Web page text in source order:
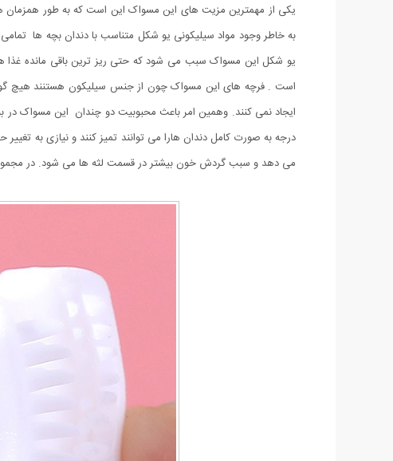
یکی از مهمترین مزیت های این مسواک این است که به طور
به خاطر وجود مواد سیلیکونی یو شکل متناسب با دندان بچه ها
یو شکل این مسواک سبب می شود که حتی ریز ترین باقی مانده غذا
است . فرچه های این مسواک چون از جنس سیلیکون هستنند هیچ
درجه به صورت کامل دندان هارا می توانند تمیز کنند و نیازی به
می دهد و سبب گردش خون بیشتر در قسمت لثه ها می شود. در